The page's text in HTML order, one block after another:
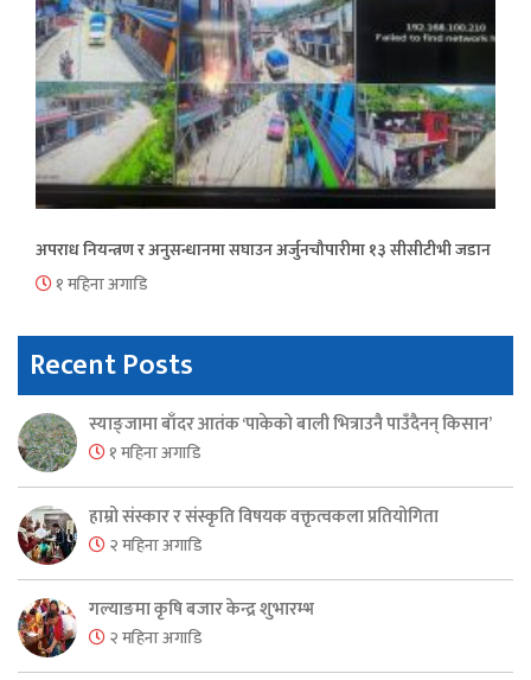
अपराध नियन्त्रण र अनुसन्धानमा सघाउन अर्जुनचौपारीमा १३ सीसीटीभी जडान
१ महिना अगाडि
Recent Posts
स्याङ्जामा बाँदर आतंक ‘पाकेको बाली भित्राउनै पाउँदैनन् किसान’
१ महिना अगाडि
हाम्रो संस्कार र संस्कृति विषयक वक्तृत्वकला प्रतियोगिता
२ महिना अगाडि
गल्याङमा कृषि बजार केन्द्र शुभारम्भ
२ महिना अगाडि